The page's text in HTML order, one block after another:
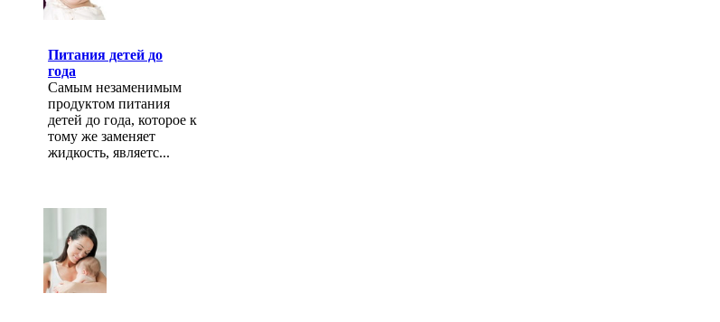
Питания детей до
года
Самым незаменимым
продуктом питания
детей до года, которое к
тому же заменяет
жидкость, являетс...